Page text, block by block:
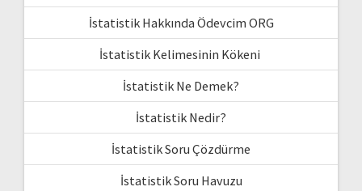
İstatistik Hakkında Ödevcim ORG
İstatistik Kelimesinin Kökeni
İstatistik Ne Demek?
İstatistik Nedir?
İstatistik Soru Çözdürme
İstatistik Soru Havuzu